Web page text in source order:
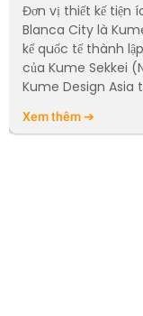
Đơn vị thiết kế tiện
Blanca City là
kế quốc tế thành
của Kume Sekkei
Kume Design Asia
Xem thêm ➔